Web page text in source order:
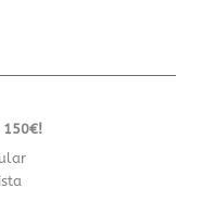
150€!